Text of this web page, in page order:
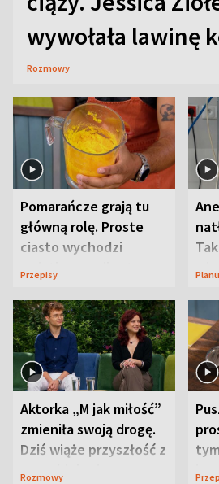
wywołała lawinę
Rozmowy
Pomarańcze grają tu
główną rolę. Proste
ciasto wychodzi
wyjątkowo wilgotne
Przepisy
Aktorka „M jak miłość”
zmieniła swoją drogę.
Dziś wiąże przyszłość z
neurobiologią
Rozmowy